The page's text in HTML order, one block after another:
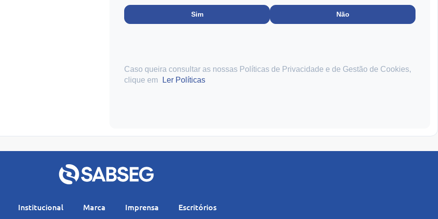
Sim Não
Caso queira consultar as nossas Políticas de Privacidade e de Gestão de Cookies,
clique em
Ler Políticas
Institucional Marca Imprensa Escritórios